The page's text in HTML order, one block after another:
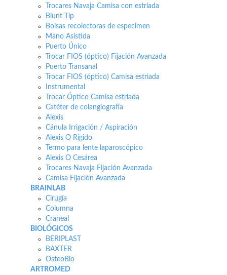
Trocares Navaja Camisa con estriada
Blunt Tip
Bolsas recolectoras de especimen
Mano Asistida
Puerto Único
Trocar FIOS (óptico) Fijación Avanzada
Puerto Transanal
Trocar FIOS (óptico) Camisa estriada
Instrumental
Trocar Óptico Camisa estriada
Catéter de colangiografía
Alexis
Cánula Irrigación / Aspiración
Alexis O Rígido
Termo para lente laparoscópico
Alexis O Cesárea
Trocares Navaja Fijación Avanzada
Camisa Fijación Avanzada
BRAINLAB
Cirugía
Columna
Craneal
BIOLÓGICOS
BERIPLAST
BAXTER
OsteoBio
ARTROMED